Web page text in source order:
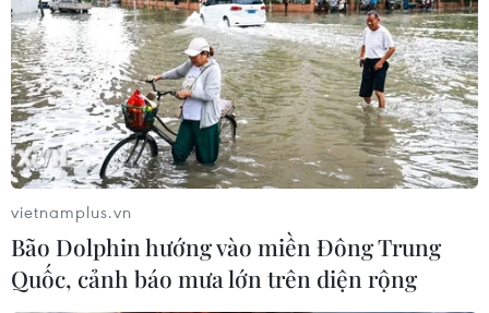
vietnamplus.vn
Bão Dolphin hướng vào miền Đông Trung
Quốc, cảnh báo mưa lớn trên diện rộng